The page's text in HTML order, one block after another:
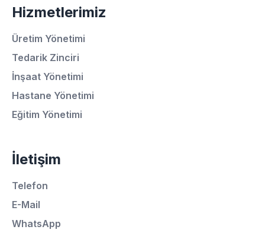
Hizmetlerimiz
Üretim Yönetimi
Tedarik Zinciri
İnşaat Yönetimi
Hastane Yönetimi
Eğitim Yönetimi
İletişim
Telefon
E-Mail
WhatsApp